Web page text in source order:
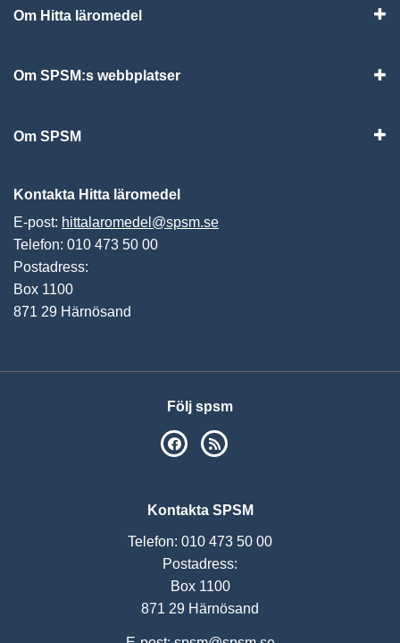
Om Hitta läromedel
Om SPSM:s webbplatser
Om SPSM
Kontakta Hitta läromedel
E-post: hittalaromedel@spsm.se
Telefon: 010 473 50 00
Postadress:
Box 1100
871 29 Härnösand
Följ spsm
SPSM på Facebook
Kontakta SPSM
Telefon: 010 473 50 00
Postadress:
Box 1100
871 29 Härnösand